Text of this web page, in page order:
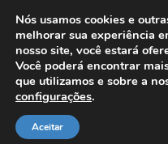
Nós usamos cookies e
melhorar sua experiência
nosso site, você estará
Você poderá encontrar
que utilizamos e sobre a
configurações.
Aceitar